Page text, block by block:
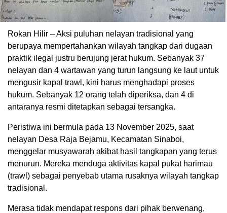
Rokan Hilir – Aksi puluhan nelayan tradisional yang
berupaya mempertahankan wilayah tangkap dari dugaan
praktik ilegal justru berujung jerat hukum. Sebanyak 37
nelayan dan 4 wartawan yang turun langsung ke laut untuk
mengusir kapal trawl, kini harus menghadapi proses
hukum. Sebanyak 12 orang telah diperiksa, dan 4 di
antaranya resmi ditetapkan sebagai tersangka.
Peristiwa ini bermula pada 13 November 2025, saat
nelayan Desa Raja Bejamu, Kecamatan Sinaboi,
menggelar musyawarah akibat hasil tangkapan yang terus
menurun. Mereka menduga aktivitas kapal pukat harimau
(trawl) sebagai penyebab utama rusaknya wilayah tangkap
tradisional.
Merasa tidak mendapat respons dari pihak berwenang,